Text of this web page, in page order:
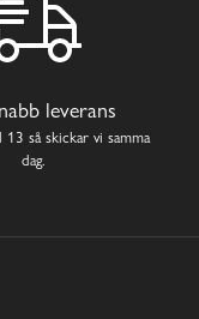
leverans
13 så skickar vi samma
dag.